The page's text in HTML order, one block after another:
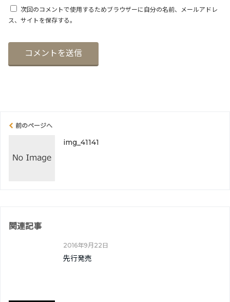
次回のコメントで使用するためブラウザーに自分の名前、メールアドレ
ス、サイトを保存する。
前のページへ
img_41141
関連記事
2016年9月22日
先行発売